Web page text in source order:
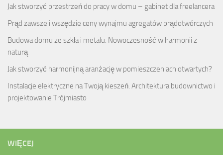
Jak stworzyć przestrzeń do pracy w domu – gabinet dla freelancera
Prąd zawsze i wszędzie ceny wynajmu agregatów prądotwórczych
Budowa domu ze szkła i metalu: Nowoczesność w harmonii z
naturą
Jak stworzyć harmonijną aranżację w pomieszczeniach otwartych?
Instalacje elektryczne na Twoją kieszeń. Architektura budownictwo i
projektowanie Trójmiasto
WIĘCEJ